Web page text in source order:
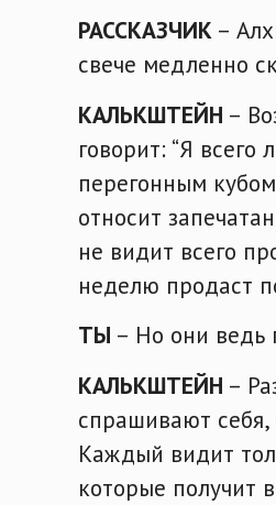
РАССКАЗЧИК –
свече медленно
КАЛЬКШТЕЙН –
говорит: “Я
перегонным
относит
не видит всего
неделю продаст
ТЫ – Но они ведь
КАЛЬКШТЕЙН –
спрашивают себя,
Каждый видит
которые получит